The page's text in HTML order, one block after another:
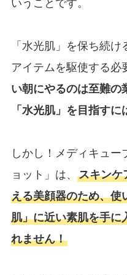
いうことです。
「水光肌」を保ち続
アイテムを駆使する必
い朝にやるのは至難の
「水光肌」を目指す
しかし！メディキュ
ョット」は、 スキンケ
える美顔器のため、使
肌」に近い素肌を手に
れません！